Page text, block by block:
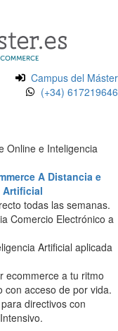
Campus del Máster
(+34) 617219646
Online e Inteligencia
A Distancia e
Artificial
todas las semanas.
Comercio Electrónico a
Artificial aplicada
ecommerce a tu ritmo
con acceso de por vida.
directivos con